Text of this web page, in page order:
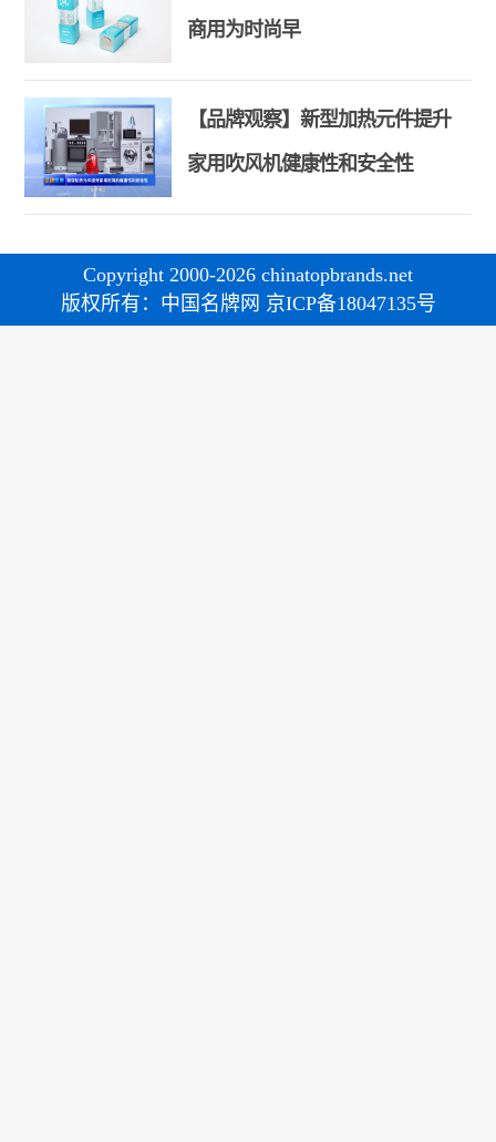
商用为时尚早
【品牌观察】新型加热元件提升
家用吹风机健康性和安全性
Copyright 2000-2026 chinatopbrands.net
版权所有：中国名牌网 京ICP备18047135号